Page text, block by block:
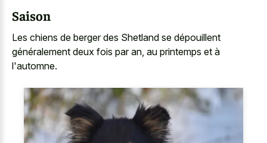
Saison
Les chiens de berger des Shetland se dépouillent
généralement deux fois par an, au printemps et à
l'automne.